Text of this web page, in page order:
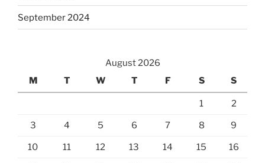
September 2024
August 2026
M
T W T F S S
1 2
3 4 5 6 7 8 9
10 11 12 13 14 15 16